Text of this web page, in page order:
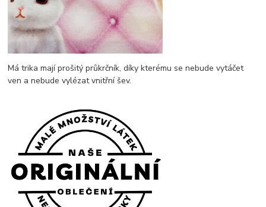
Má trika mají prošitý průkrčník, díky kterému se nebude vytáčet
ven a nebude vylézat vnitřní šev.